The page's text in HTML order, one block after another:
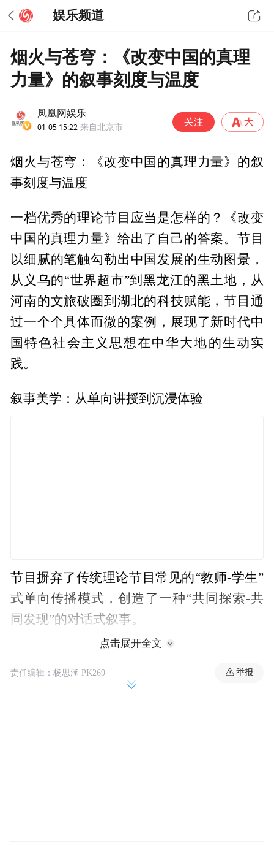
娱乐频道
烟火与苍穹：《改变中国的真理
力量》的叙事刻度与温度
凤凰网娱乐
01-05 15:22 来自北京市
烟火与苍穹：《改变中国的真理力量》的叙
事刻度与温度
一档优秀的理论节目应当是怎样的？《改变
中国的真理力量》给出了自己的答案。节目
以细腻的笔触勾勒出中国发展的生动图景，
从义乌的“世界超市”到黑龙江的黑土地，从
河南的文旅破圈到湖北的科技赋能，节目通
过一个个具体而微的案例，展现了新时代中
国特色社会主义思想在中华大地的生动实
践。
叙事美学：从单向讲授到沉浸体验
节目摒弃了传统理论节目常见的“教师-学生”
式单向传播模式，创造了一种“共同探索-共
同发现”的对话式叙事。
国商人与中国店主用计算器讨价还价的生动
点击展开全文
责任编辑：杨思涵 PK269 举报